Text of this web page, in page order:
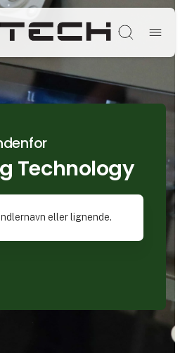
Søg
Technology
eller lignende.